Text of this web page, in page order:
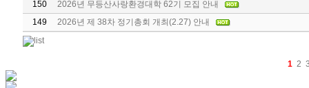
150
2026년 무등산사랑환경대학 62기 모집 안내
149
2026년 제 38차 정기총회 개최(2.27) 안내
1 2